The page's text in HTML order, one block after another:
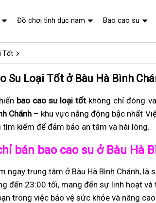
Tốt
Su Loại Tốt ở Bàu Hà Bình
bao cao su loại tốt không chỉ đóng
Chánh – khu vực năng động bậc nhất
tìm kiếm để đảm bảo an tâm và hài lòng.
bán bao cao su ở Bàu Hà
ngay trung tâm ở Bàu Hà Bình Chánh, là
đến 23:00 tối, mang đến sự linh hoạt
trong việc bảo vệ sức khỏe và nâng
Đồ chơi tình dục nam Bao cao su